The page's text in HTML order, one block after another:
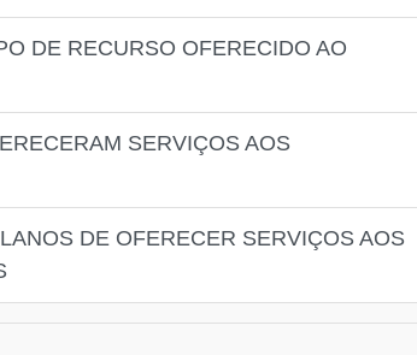
DE RECURSO OFERECIDO AO
SERVIÇOS AOS
DE OFERECER SERVIÇOS AOS